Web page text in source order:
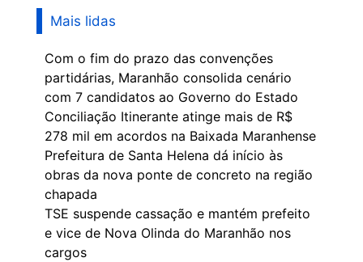
Mais lidas
Com o fim do prazo das convenções
partidárias, Maranhão consolida cenário
com 7 candidatos ao Governo do Estado
Conciliação Itinerante atinge mais de R$
278 mil em acordos na Baixada Maranhense
Prefeitura de Santa Helena dá início às
obras da nova ponte de concreto na região
chapada
TSE suspende cassação e mantém prefeito
e vice de Nova Olinda do Maranhão nos
cargos